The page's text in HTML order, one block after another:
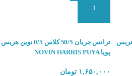
0/5 نوین هریس
ترانس جریان 50/5 کلاس 0/5 نوین هریس
پویا NOVIN HARRIS PUYA
۱,۶۵۰,۰۰۰ تومان